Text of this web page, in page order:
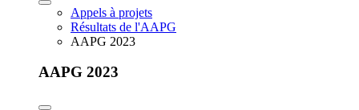
Appels à projets
Résultats de l'AAPG
AAPG 2023
AAPG 2023